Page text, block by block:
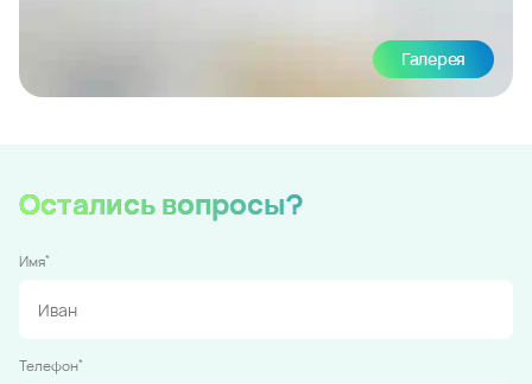
Галерея
Остались вопросы?
Имя*
Телефон*